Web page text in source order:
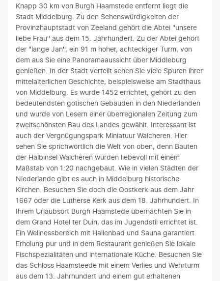
Knapp 30 km von Burgh Haamstede entfernt liegt die
Stadt Middelburg. Zu den Sehenswürdigkeiten der
Provinzhauptstadt von Zeeland gehört die Abtei ''unsere
liebe Frau'' aus dem 15. Jahrhundert. Zu der Abtei gehört
der ''lange Jan'', ein 91 m hoher, achteckiger Turm, von
dem aus Sie eine Panoramaaussicht über Middleburg
genießen. In der Stadt verteilt sehen Sie viele Spuren ihrer
mittelalterlichen Geschichte, beispielsweise am Stadthaus
von Middelburg. Es wurde 1452 errichtet, gehört zu den
bedeutendsten gotischen Gebäuden in den Niederlanden
und wurde von Lesern einer überregionalen Zeitung zum
zweitschönsten Bau des Landes gewählt. Interessant ist
auch der Vergnügungspark Miniatuur Walcheren. Hier
sehen Sie sprichwörtlich die Welt von oben, denn Bauten
der Halbinsel Walcheren wurden liebevoll mit einem
Maßstab von 1:20 nachgebaut. Wie in vielen Städten der
Niederlande gibt es auch in Middelburg historische
Kirchen. Besuchen Sie doch die Oostkerk aus dem Jahr
1667 oder die Lutherse Kerk aus dem 18. Jahrhundert. In
Ihrem Urlaubsort Burgh Haamstede übernachten Sie in
dem Grand Hotel ter Duin, das im Jugendstil errichtet ist.
Ein Wellnessbereich mit Hallenbad und Sauna garantiert
Erholung pur und in dem Restaurant genießen Sie lokale
Fischspezialitäten und internationale Küche. Besuchen Sie
das Schloss Haamsteede mit einem Verlies und Wehrturm
aus dem 13. Jahrhundert und einem gut erhaltenen